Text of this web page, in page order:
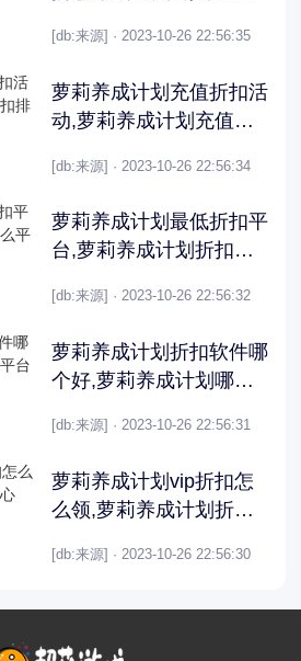
[db:来源] · 2023-10-26 22:56:35
萝莉养成计划充值折扣活
动,萝莉养成计划充值折
[db:来源] · 2023-10-26 22:56:34
萝莉养成计划最低折扣平
台,萝莉养成计划折扣什
[db:来源] · 2023-10-26 22:56:32
萝莉养成计划折扣软件哪
个好,萝莉养成计划哪个
[db:来源] · 2023-10-26 22:56:31
萝莉养成计划vip折扣怎
么领,萝莉养成计划折扣
[db:来源] · 2023-10-26 22:56:30